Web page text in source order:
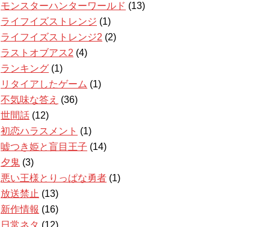
モンスターハンターワールド (13)
ライフイズストレンジ (1)
ライフイズストレンジ2 (2)
ラストオブアス2 (4)
ランキング (1)
リタイアしたゲーム (1)
不気味な答え (36)
世間話 (12)
初恋ハラスメント (1)
嘘つき姫と盲目王子 (14)
夕鬼 (3)
悪い王様とりっぱな勇者 (1)
放送禁止 (13)
新作情報 (16)
日常ネタ (12)